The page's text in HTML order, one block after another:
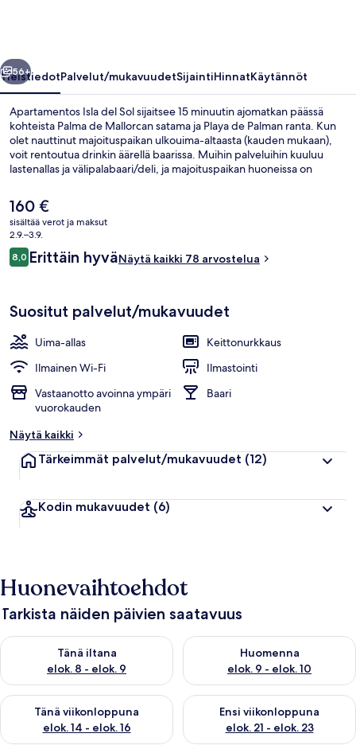
Seuraava
56+
YleistiedotPalvelut/mukavuudetSijaintiHinnatKäytännöt
Apartamentos Isla del Sol sijaitsee 15 minuutin ajomatkan päässä
kohteista Palma de Mallorcan satama ja Playa de Palman ranta. Kun
olet nauttinut majoituspaikan ulkouima-altaasta (kauden mukaan),
voit rentoutua drinkin äärellä baarissa. Muihin palveluihin kuuluu
lastenallas ja välipalabaari/deli, ja majoituspaikan huoneissa on
Nykyinen
hinta
on
160 €
160 €
sisältää verot ja maksut
2.9.–3.9.
Arvostelut
8,08,0 kautta 10.
Erittäin hyväNäytä kaikki 78 arvostelua
Suositut palvelut/mukavuudet
Uima-allas
Keittonurkkaus
Ilmainen Wi-Fi
Ilmastointi
Vastaanotto avoinna ympäri
vuorokauden
Baari
Näytä kaikki
Tärkeimmät palvelut/mukavuudet (12)
Kodin mukavuudet (6)
Huonevaihtoehdot
Tarkista näiden päivien saatavuus
Tänä iltana
elok. 8 - elok. 9
Tarkista tämän illan saatavuus elok. 8 - elok. 9
Huomenna
elok. 9 - elok. 10
Tarkista huomisen saatavuus
Tänä viikonloppuna
elok. 14 - elok. 16
Tarkista tämän viikonlopun saatavuus elok. 14 - elok. 16
Ensi viikonloppuna
elok. 21 - elok. 23
Tarkista ensi viikonlopun